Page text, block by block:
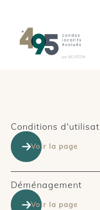
par MONTONI
Conditions
Voir la page
Déménagement
Voir la page